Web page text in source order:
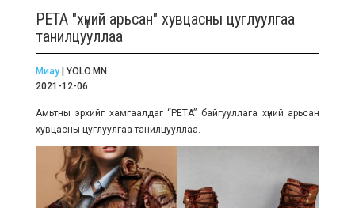
PETA "хүний арьсан" хувцасны цуглуулгаа
танилцууллаа
Миау| YOLO.MN
2021-12-06
Амьтны эрхийг хамгаалдаг “PETA” байгууллага хүний арьсан
хувцасны цуглуулгаа танилцууллаа.